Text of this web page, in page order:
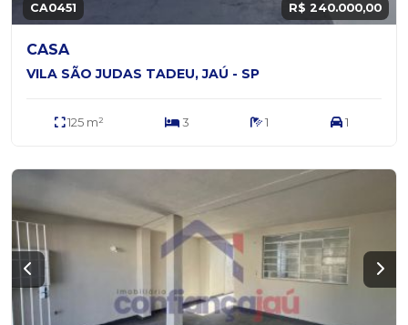
CA0451 R$ 240.000,00
CASA
VILA SÃO JUDAS TADEU, JAÚ - SP
125 m² 3 1 1